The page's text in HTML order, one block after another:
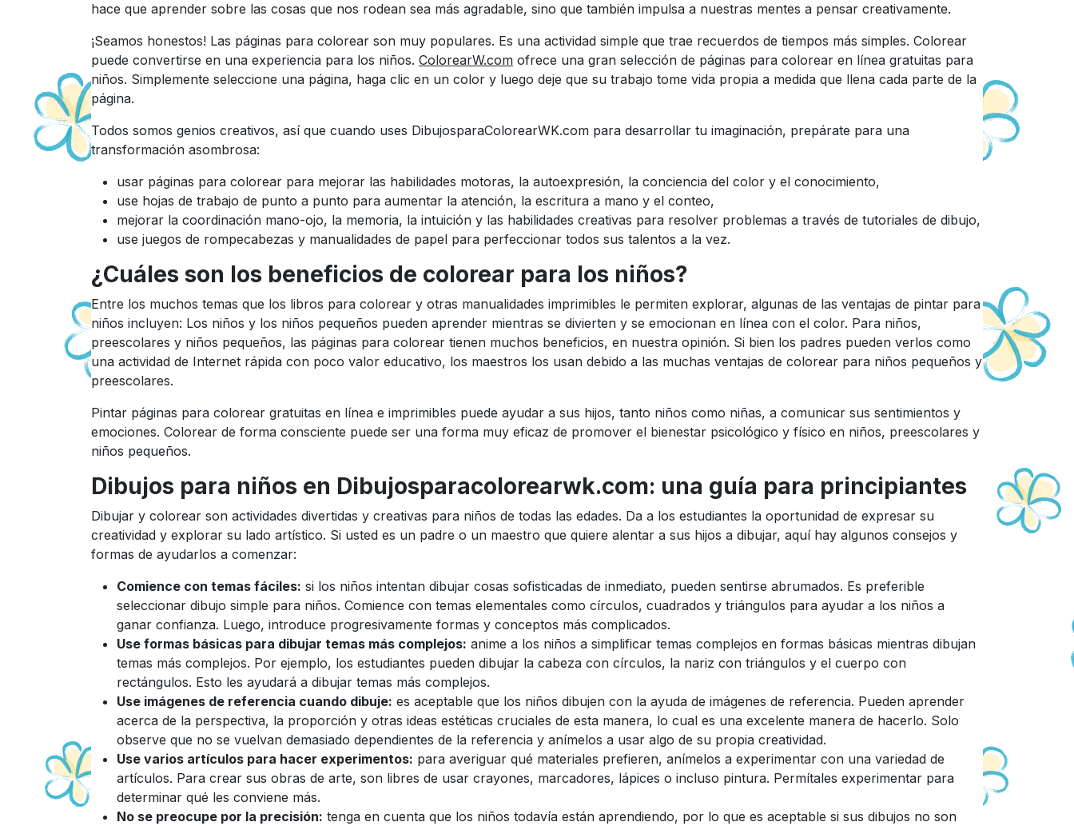
hace que aprender sobre las cosas que nos rodean sea más agradable, sino que también impulsa a nuestras mentes a pensar creativamente.
¡Seamos honestos! Las páginas para colorear son muy populares. Es una actividad simple que trae recuerdos de tiempos más simples. Colorear
puede convertirse en una experiencia para los niños. ColorearW.com ofrece una gran selección de páginas para colorear en línea gratuitas para
niños. Simplemente seleccione una página, haga clic en un color y luego deje que su trabajo tome vida propia a medida que llena cada parte de la
página.
Todos somos genios creativos, así que cuando uses DibujosparaColorearWK.com para desarrollar tu imaginación, prepárate para una
transformación asombrosa:
usar páginas para colorear para mejorar las habilidades motoras, la autoexpresión, la conciencia del color y el conocimiento,
use hojas de trabajo de punto a punto para aumentar la atención, la escritura a mano y el conteo,
mejorar la coordinación mano-ojo, la memoria, la intuición y las habilidades creativas para resolver problemas a través de tutoriales de dibujo,
use juegos de rompecabezas y manualidades de papel para perfeccionar todos sus talentos a la vez.
¿Cuáles son los beneficios de colorear para los niños?
Entre los muchos temas que los libros para colorear y otras manualidades imprimibles le permiten explorar, algunas de las ventajas de pintar para
niños incluyen: Los niños y los niños pequeños pueden aprender mientras se divierten y se emocionan en línea con el color. Para niños,
preescolares y niños pequeños, las páginas para colorear tienen muchos beneficios, en nuestra opinión. Si bien los padres pueden verlos como
una actividad de Internet rápida con poco valor educativo, los maestros los usan debido a las muchas ventajas de colorear para niños pequeños y
preescolares.
Pintar páginas para colorear gratuitas en línea e imprimibles puede ayudar a sus hijos, tanto niños como niñas, a comunicar sus sentimientos y
emociones. Colorear de forma consciente puede ser una forma muy eficaz de promover el bienestar psicológico y físico en niños, preescolares y
niños pequeños.
Dibujos para niños en Dibujosparacolorearwk.com: una guía para principiantes
Dibujar y colorear son actividades divertidas y creativas para niños de todas las edades. Da a los estudiantes la oportunidad de expresar su
creatividad y explorar su lado artístico. Si usted es un padre o un maestro que quiere alentar a sus hijos a dibujar, aquí hay algunos consejos y
formas de ayudarlos a comenzar:
Comience con temas fáciles: si los niños intentan dibujar cosas sofisticadas de inmediato, pueden sentirse abrumados. Es preferible
seleccionar dibujo simple para niños. Comience con temas elementales como círculos, cuadrados y triángulos para ayudar a los niños a
ganar confianza. Luego, introduce progresivamente formas y conceptos más complicados.
Use formas básicas para dibujar temas más complejos: anime a los niños a simplificar temas complejos en formas básicas mientras dibujan
temas más complejos. Por ejemplo, los estudiantes pueden dibujar la cabeza con círculos, la nariz con triángulos y el cuerpo con
rectángulos. Esto les ayudará a dibujar temas más complejos.
Use imágenes de referencia cuando dibuje: es aceptable que los niños dibujen con la ayuda de imágenes de referencia. Pueden aprender
acerca de la perspectiva, la proporción y otras ideas estéticas cruciales de esta manera, lo cual es una excelente manera de hacerlo. Solo
observe que no se vuelvan demasiado dependientes de la referencia y anímelos a usar algo de su propia creatividad.
Use varios artículos para hacer experimentos: para averiguar qué materiales prefieren, anímelos a experimentar con una variedad de
artículos. Para crear sus obras de arte, son libres de usar crayones, marcadores, lápices o incluso pintura. Permítales experimentar para
determinar qué les conviene más.
No se preocupe por la precisión: tenga en cuenta que los niños todavía están aprendiendo, por lo que es aceptable si sus dibujos no son